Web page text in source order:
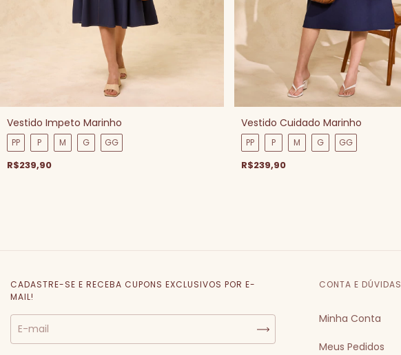
Vestido Impeto Marinho
PP P M G GG
R$239,90
Vestido Cuidado Marinho
PP P M G GG
R$239,90
CADASTRE-SE E RECEBA CUPONS EXCLUSIVOS POR E-
MAIL!
CONTA E DÚVIDAS
Minha Conta
Meus Pedidos